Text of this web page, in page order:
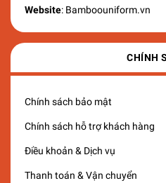
Website: Bamboouniform.vn
CHÍNH
Chính sách bảo mật
Chính sách hỗ trợ khách hàng
Điều khoản & Dịch vụ
Thanh toán & Vận chuyển